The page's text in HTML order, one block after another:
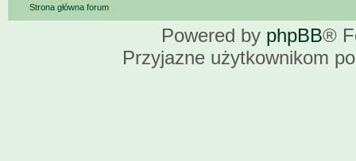
Strona główna forum
Powered by phpBB®
Przyjazne użytkownikom